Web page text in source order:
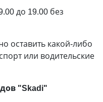
до 19.00 без
оставить какой-либо
или водительские
"Skadi"